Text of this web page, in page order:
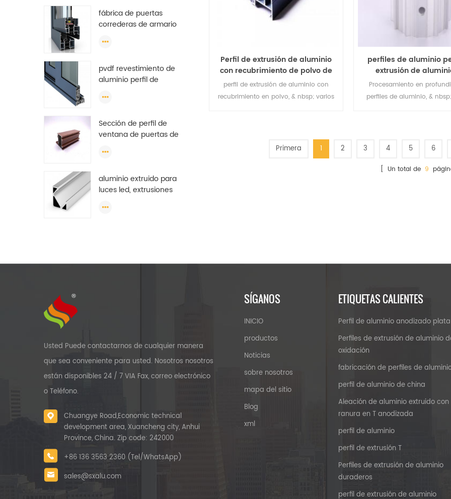
fábrica de puertas
correderas de armario
perfil de aluminio para
aluminio para armario
OEM
pvdf revestimiento de
aluminio perfil de
anodizado ranura en t
aluminio
Sección de perfil de
ventana de puertas de
de precio bajo para
Argelia
aluminio extruido para
luces led, extrusiones
extrusiones de luz de
Perfil de extrusión de aluminio
con recubrimiento de polvo de
aluminio.
perfil de extrusión de aluminio con
recubrimiento en polvo, & nbsp; varios
perfiles de aluminio
extrusión de
procesamiento
Procesamiento en
perfiles de aluminio, &
mecanizado.
Primera 1 2 3 4 5 6
[ Un total de 9
Usted Puede contactarnos de cualquier manera
que sea conveniente para usted. Nosotros nosotros
están disponibles 24 / 7 VIA Fax, correo electrónico
o Teléfono.
Chuangye Road,Economic technical
development area, Xuancheng city, Anhui
Province, China. Zip code: 242000
+86 136 3563 2360 (Tel/WhatsApp)
sales@sxalu.com
SÍGANOS
INICIO
productos
Noticias
sobre nosotros
mapa del sitio
Blog
xml
ETIQUETAS CALIENTES
Perfil de aluminio anodizado plata
Perfiles de extrusión de aluminio
oxidación
fabricación de perfiles de
perfil de aluminio de china
Aleación de aluminio extruido con
ranura en T anodizada
perfil de aluminio
perfil de extrusión T
Perfiles de extrusión de aluminio
duraderos
perfil de extrusión de aluminio